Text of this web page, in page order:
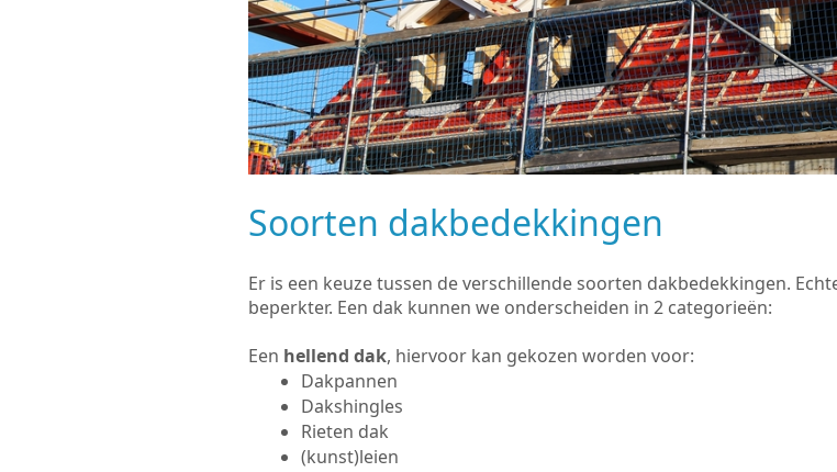
Soorten dakbedekkingen
Er is een keuze tussen de verschillende soorten dakbedekkingen.
beperkter. Een dak kunnen we onderscheiden in 2 categorieën:
Een hellend dak, hiervoor kan gekozen worden voor:
Dakpannen
Dakshingles
Rieten dak
(kunst)leien